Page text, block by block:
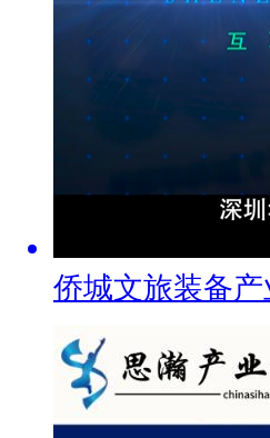
侨城文旅装备